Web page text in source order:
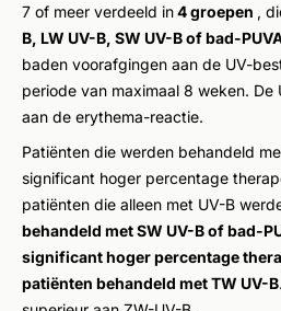
7 of meer verdeeld in4 groepen ,
B, LW UV-B, SW UV-B of bad-
baden voorafgingen aan de UV-
periode van maximaal 8 weken.
aan de erythema-reactie.
Patiënten die werden behandeld
significant hoger percentage
patiënten die alleen met UV-B
behandeld met SW UV-B of bad-
significant hoger percentage
patiënten behandeld met TW UV-B